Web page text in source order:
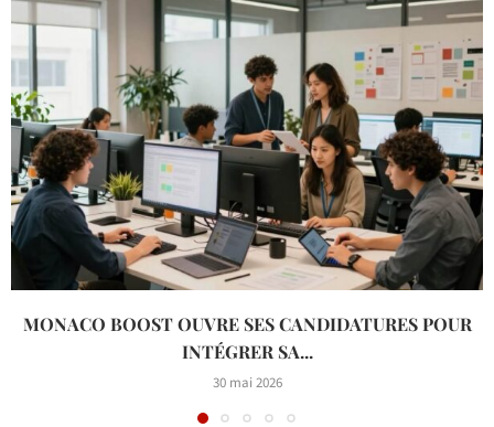
MONACO BOOST OUVRE SES CANDIDATURES POUR
INTÉGRER SA...
30 mai 2026